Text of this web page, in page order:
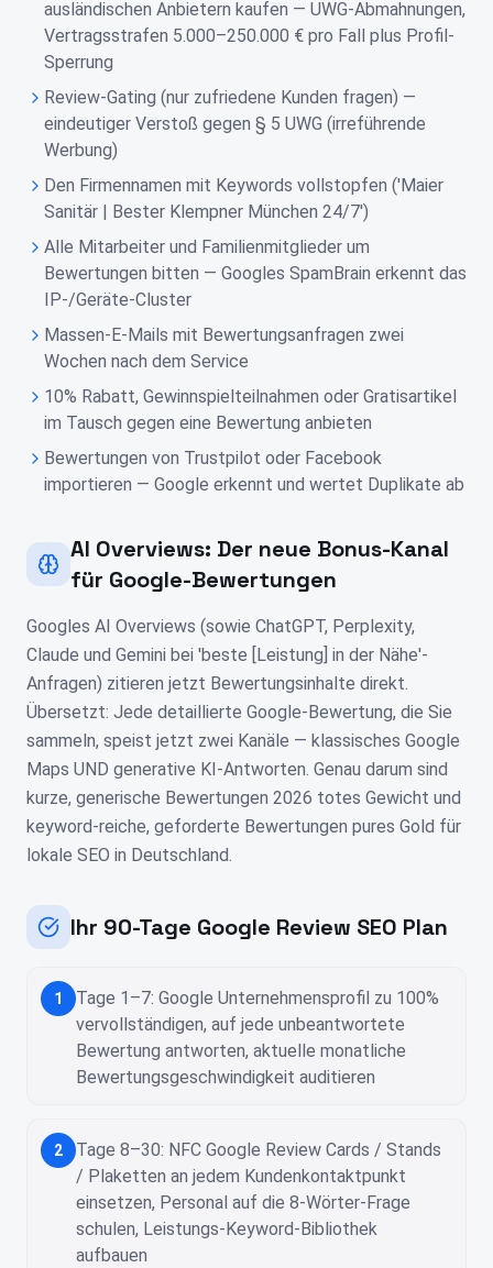
ausländischen Anbietern kaufen — UWG-Abmahnungen,
Vertragsstrafen 5.000–250.000 € pro Fall plus Profil-
Sperrung
Review-Gating (nur zufriedene Kunden fragen) —
eindeutiger Verstoß gegen § 5 UWG (irreführende
Werbung)
Den Firmennamen mit Keywords vollstopfen ('Maier
Sanitär | Bester Klempner München 24/7')
Alle Mitarbeiter und Familienmitglieder um
Bewertungen bitten — Googles SpamBrain erkennt das
IP-/Geräte-Cluster
Massen-E-Mails mit Bewertungsanfragen zwei
Wochen nach dem Service
10% Rabatt, Gewinnspielteilnahmen oder Gratisartikel
im Tausch gegen eine Bewertung anbieten
Bewertungen von Trustpilot oder Facebook
importieren — Google erkennt und wertet Duplikate ab
AI Overviews: Der neue Bonus-Kanal
für Google-Bewertungen
Googles AI Overviews (sowie ChatGPT, Perplexity,
Claude und Gemini bei 'beste [Leistung] in der Nähe'-
Anfragen) zitieren jetzt Bewertungsinhalte direkt.
Übersetzt: Jede detaillierte Google-Bewertung, die Sie
sammeln, speist jetzt zwei Kanäle — klassisches Google
Maps UND generative KI-Antworten. Genau darum sind
kurze, generische Bewertungen 2026 totes Gewicht und
keyword-reiche, geforderte Bewertungen pures Gold für
lokale SEO in Deutschland.
Ihr 90-Tage Google Review SEO Plan
1
Tage 1–7: Google Unternehmensprofil zu 100%
vervollständigen, auf jede unbeantwortete
Bewertung antworten, aktuelle monatliche
Bewertungsgeschwindigkeit auditieren
2
Tage 8–30: NFC Google Review Cards / Stands
/ Plaketten an jedem Kundenkontaktpunkt
einsetzen, Personal auf die 8-Wörter-Frage
schulen, Leistungs-Keyword-Bibliothek
aufbauen